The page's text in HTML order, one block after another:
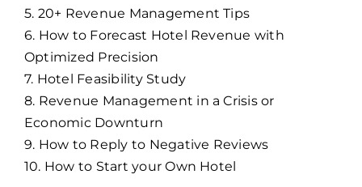
5. 20+ Revenue Management Tips
6. How to Forecast Hotel Revenue with
Optimized Precision
7. Hotel Feasibility Study
8. Revenue Management in a Crisis or
Economic Downturn
9. How to Reply to Negative Reviews
10. How to Start your Own Hotel